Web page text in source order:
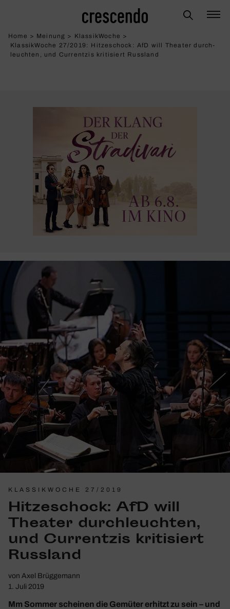
Home > Meinung > KlassikWoche >
KlassikWoche 27/2019: Hitze­schock: AfD will Theater durch­
leuchten, und Curr­entzis kriti­siert Russ­land
KLASSIKWOCHE 27/2019
Hitze­schock: AfD will
Theater durch­leuchten,
und Curr­entzis kriti­siert
Russ­land
von Axel Brüggemann
1. Juli 2019
Mm Sommer scheinen die Gemüter erhitzt zu sein – und